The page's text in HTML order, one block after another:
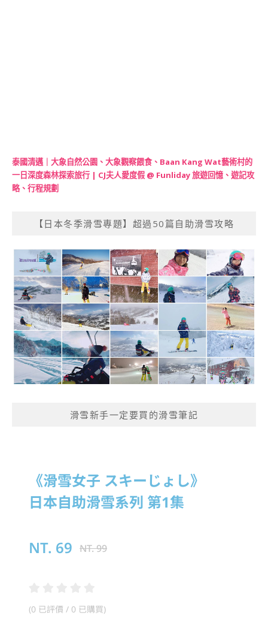
泰國清邁｜大象自然公園、大象觀察餵食、Baan Kang Wat藝術村的
一日深度森林探索旅行 | CJ夫人愛度假 @ Funliday 旅遊回憶、遊記攻
略、行程規劃
【日本冬季滑雪專題】超過50篇自助滑雪攻略
滑雪新手一定要買的滑雪筆記